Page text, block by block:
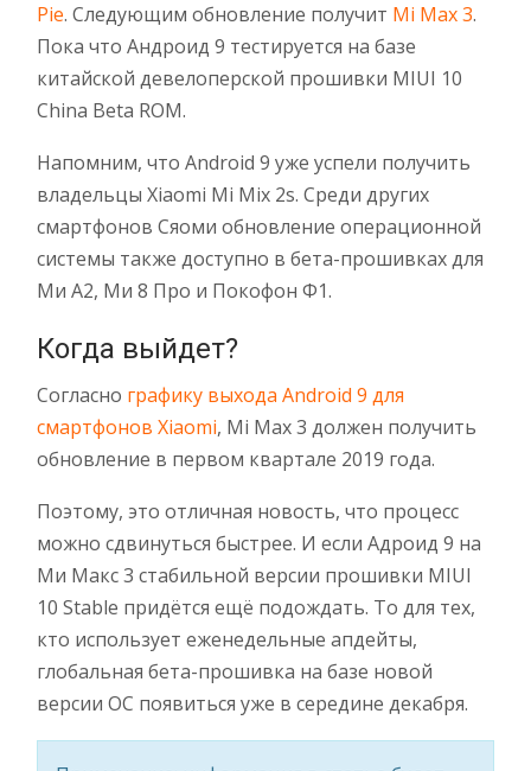
Pie. Следующим обновление получит Mi Max 3.
Пока что Андроид 9 тестируется на базе
китайской девелоперской прошивки MIUI 10
China Beta ROM.
Напомним, что Android 9 уже успели получить
владельцы Xiaomi Mi Mix 2s. Среди других
смартфонов Сяоми обновление операционной
системы также доступно в бета-прошивках для
Ми А2, Ми 8 Про и Покофон Ф1.
Когда выйдет?
Согласно графику выхода Android 9 для
смартфонов Xiaomi, Mi Max 3 должен получить
обновление в первом квартале 2019 года.
Поэтому, это отличная новость, что процесс
можно сдвинуться быстрее. И если Адроид 9 на
Ми Макс 3 стабильной версии прошивки MIUI
10 Stable придётся ещё подождать. То для тех,
кто использует еженедельные апдейты,
глобальная бета-прошивка на базе новой
версии ОС появиться уже в середине декабря.